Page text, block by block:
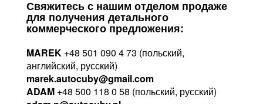
Свяжитесь с нашим отделом продаже
для получения детального
коммерческого предложения:
MAREK +48 501 090 4 73 (польский,
английский, русский)
marek.autocuby@gmail.com
ADAM +48 500 118 0 58 (польский, русский)